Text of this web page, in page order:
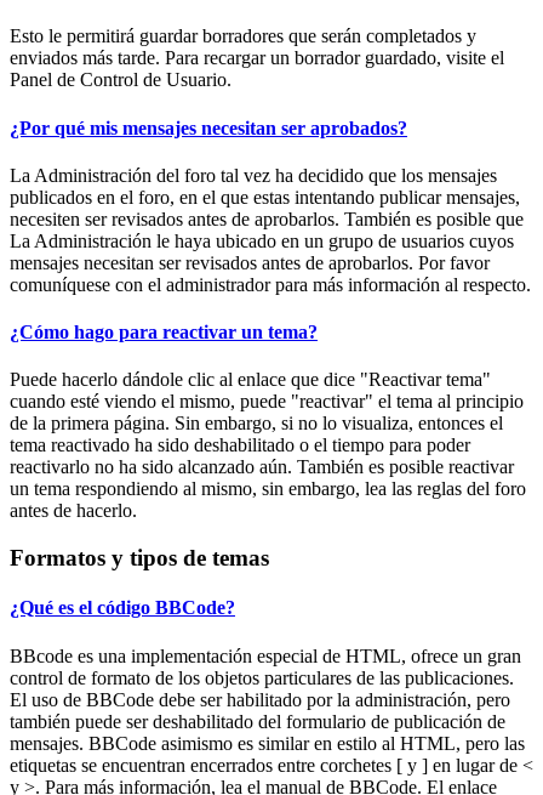
Esto le permitirá guardar borradores que serán completados y
enviados más tarde. Para recargar un borrador guardado, visite el
Panel de Control de Usuario.
¿Por qué mis mensajes necesitan ser aprobados?
La Administración del foro tal vez ha decidido que los mensajes
publicados en el foro, en el que estas intentando publicar mensajes,
necesiten ser revisados antes de aprobarlos. También es posible que
La Administración le haya ubicado en un grupo de usuarios cuyos
mensajes necesitan ser revisados antes de aprobarlos. Por favor
comuníquese con el administrador para más información al respecto.
¿Cómo hago para reactivar un tema?
Puede hacerlo dándole clic al enlace que dice "Reactivar tema"
cuando esté viendo el mismo, puede "reactivar" el tema al principio
de la primera página. Sin embargo, si no lo visualiza, entonces el
tema reactivado ha sido deshabilitado o el tiempo para poder
reactivarlo no ha sido alcanzado aún. También es posible reactivar
un tema respondiendo al mismo, sin embargo, lea las reglas del foro
antes de hacerlo.
Formatos y tipos de temas
¿Qué es el código BBCode?
BBcode es una implementación especial de HTML, ofrece un gran
control de formato de los objetos particulares de las publicaciones.
El uso de BBCode debe ser habilitado por la administración, pero
también puede ser deshabilitado del formulario de publicación de
mensajes. BBCode asimismo es similar en estilo al HTML, pero las
etiquetas se encuentran encerrados entre corchetes [ y ] en lugar de <
y >. Para más información, lea el manual de BBCode. El enlace